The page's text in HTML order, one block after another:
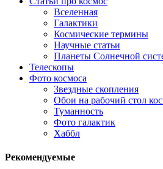
Вселенная
Галактики
Космические термины
Научные статьи
Планеты Солнечной
Телескопы
Фото космоса
Звездные скопления
Обои на рабочий стол
Туманность
Фото галактик
Хаббл
Рекомендуемые